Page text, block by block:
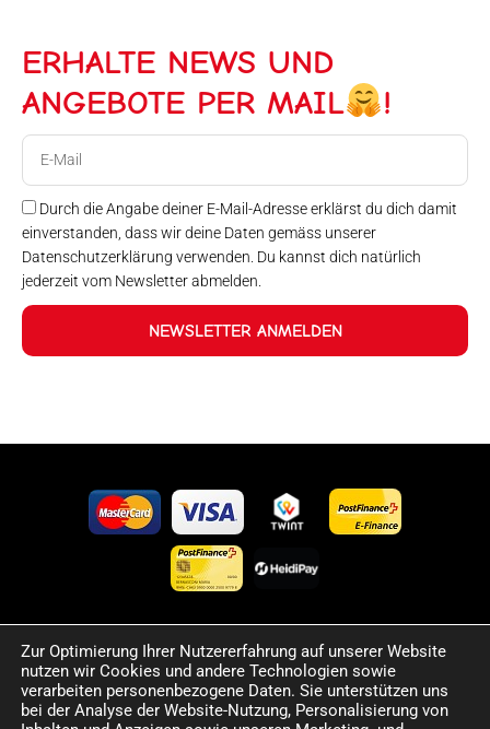
ERHALTE NEWS UND
ANGEBOTE PER MAIL
!
Durch die Angabe deiner E-Mail-Adresse erklärst du dich damit
einverstanden, dass wir deine Daten gemäss unserer
Datenschutzerklärung verwenden. Du kannst dich natürlich
jederzeit vom Newsletter abmelden.
NEWSLETTER ANMELDEN
©2024 Happy Sport. Alle auf dieser Website angegebenen
Preise und Informationen sind unverbindlich und können
Fehler sowie Irrtümer enthalten. Wir behalten uns das Recht
Zur Optimierung Ihrer Nutzererfahrung auf unserer Website
nutzen wir Cookies und andere Technologien sowie
verarbeiten personenbezogene Daten. Sie unterstützen uns
bei der Analyse der Website-Nutzung, Personalisierung von